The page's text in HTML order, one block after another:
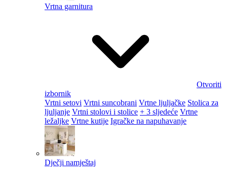
Vrtna garnitura
Otvoriti
izbornik
Vrtni setovi Vrtni suncobrani Vrtne ljuljačke Stolica za
ljuljanje Vrtni stolovi i stolice + 3 sljedeće Vrtne
ležaljke Vrtne kutije Igračke na napuhavanje
Dječji namještaj